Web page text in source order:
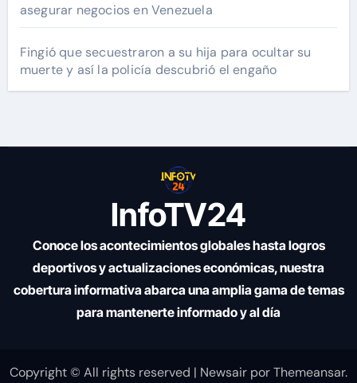
asegurar negocios en Venezuela
Fingió que secuestraron a su hija para ocultar su
muerte y así la policía descubrió el engaño
InfoTV24
Conoce los acontecimientos globales hasta logros
deportivos y actualizaciones económicas, nuestra
cobertura informativa abarca una amplia gama de temas
para mantenerte informado y al día
Copyright © All rights reserved | Newsair porThemeansar.